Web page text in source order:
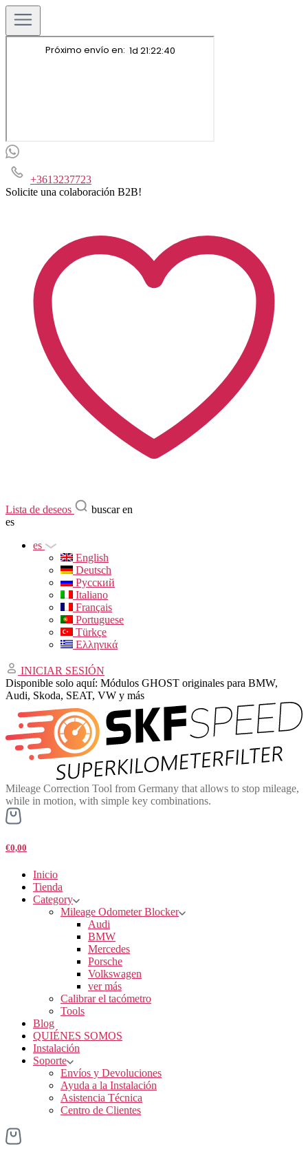
+3613237723
Solicite una colaboración B2B!
Lista de deseos
buscar en
es
es
English
Deutsch
Русский
Italiano
Français
Portuguese
Türkçe
Ελληνικά
INICIAR SESIÓN
Disponible solo aquí: Módulos GHOST originales para BMW,
Audi, Skoda, SEAT, VW y más
Mileage Correction Tool from Germany that allows to stop mileage,
while in motion, with simple key combinations.
€0,00
Inicio
Tienda
Category
Mileage Odometer Blocker
Audi
BMW
Mercedes
Porsche
Volkswagen
ver más
Calibrar el tacómetro
Tools
Blog
QUIÉNES SOMOS
Instalación
Soporte
Envíos y Devoluciones
Ayuda a la Instalación
Asistencia Técnica
Centro de Clientes